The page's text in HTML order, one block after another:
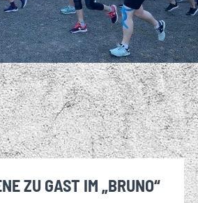
ZU GAST IM „BRUNO“